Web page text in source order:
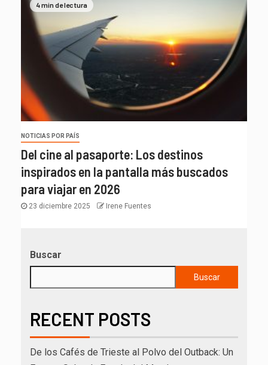
4 min de lectura
NOTICIAS POR PAÍS
Del cine al pasaporte: Los destinos
inspirados en la pantalla más buscados
para viajar en 2026
23 diciembre 2025 Irene Fuentes
Buscar
Buscar
RECENT POSTS
De los Cafés de Trieste al Polvo del Outback: Un